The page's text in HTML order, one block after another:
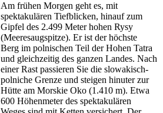
Am frühen Morgen geht es, mit
spektakulären Tiefblicken, hinauf zum
Gipfel des 2.499 Meter hohen Rysy
(Meeresaugspitze). Er ist der höchste
Berg im polnischen Teil der Hohen Tatra
und gleichzeitig des ganzen Landes. Nach
einer Rast passieren Sie die slowakisch-
polniche Grenze und steigen hinuter zur
Hütte am Morskie Oko (1.410 m). Etwa
600 Höhenmeter des spektakulären